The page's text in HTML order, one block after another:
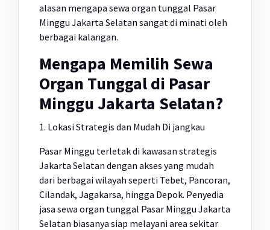
alasan mengapa sewa organ tunggal Pasar
Minggu Jakarta Selatan sangat di minati oleh
berbagai kalangan.
Mengapa Memilih Sewa
Organ Tunggal di Pasar
Minggu Jakarta Selatan?
1. Lokasi Strategis dan Mudah Di jangkau
Pasar Minggu terletak di kawasan strategis
Jakarta Selatan dengan akses yang mudah
dari berbagai wilayah seperti Tebet, Pancoran,
Cilandak, Jagakarsa, hingga Depok. Penyedia
jasa sewa organ tunggal Pasar Minggu Jakarta
Selatan biasanya siap melayani area sekitar